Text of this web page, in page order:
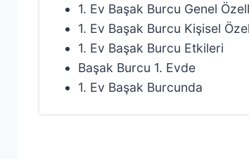
1. Ev Başak Burcu Genel
1. Ev Başak Burcu Kişisel
1. Ev Başak Burcu Etkileri
Başak Burcu 1. Evde
1. Ev Başak Burcunda